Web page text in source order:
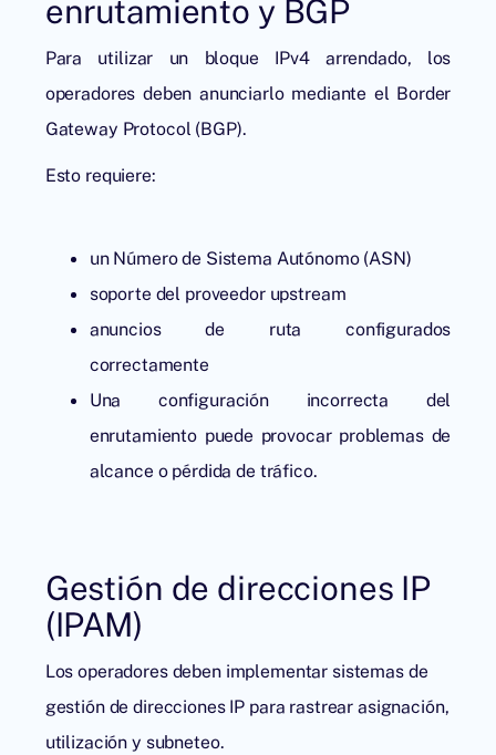
enrutamiento y BGP
Para utilizar un bloque IPv4 arrendado, los
operadores deben anunciarlo mediante el Border
Gateway Protocol (BGP).
Esto requiere:
un Número de Sistema Autónomo (ASN)
soporte del proveedor upstream
anuncios de ruta configurados
correctamente
Una configuración incorrecta del
enrutamiento puede provocar problemas de
alcance o pérdida de tráfico.
Gestión de direcciones IP
(IPAM)
Los operadores deben implementar sistemas de
gestión de direcciones IP para rastrear asignación,
utilización y subneteo.